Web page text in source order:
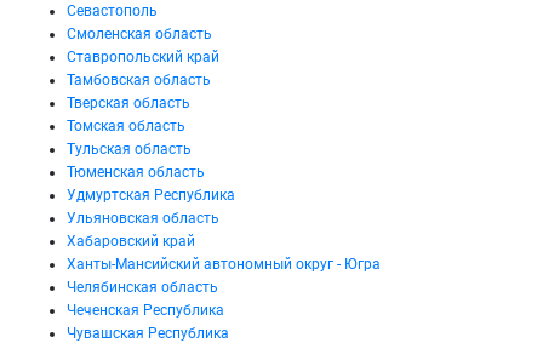
Севастополь
Смоленская область
Ставропольский край
Тамбовская область
Тверская область
Томская область
Тульская область
Тюменская область
Удмуртская Республика
Ульяновская область
Хабаровский край
Ханты-Мансийский автономный округ - Югра
Челябинская область
Чеченская Республика
Чувашская Республика